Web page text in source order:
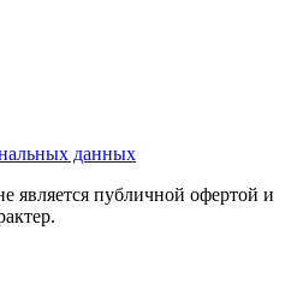
данных
является публичной офертой и